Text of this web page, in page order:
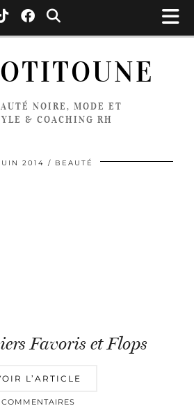
NOIRE, MODE ET
& COACHING RH
2014 BEAUTÉ
Favoris et Flops
L’ARTICLE
COMMENTAIRES